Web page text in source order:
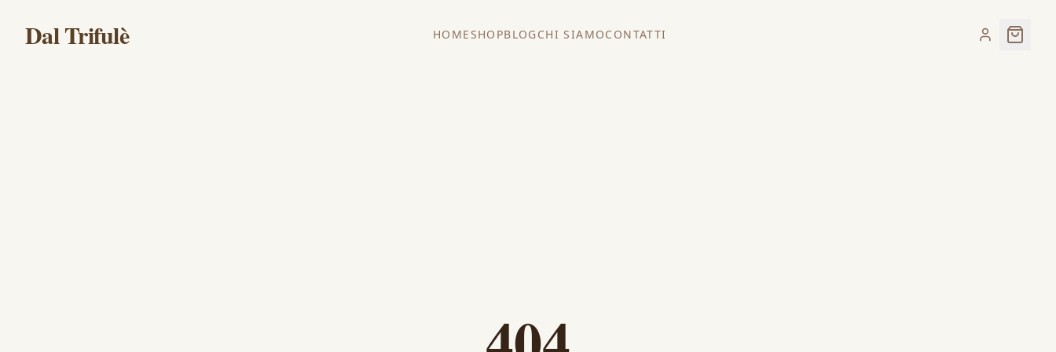
Dal Trifulè HOMESHOPBLOGCHI SIAMOCONTATTI